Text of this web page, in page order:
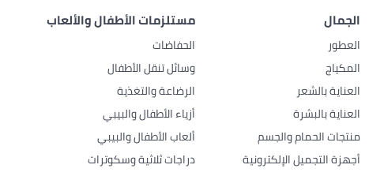
الجمال
العطور
المكياج
العناية بالشعر
العناية بالبشرة
منتجات الحمام والجسم
أجهزة التجميل الإلكترونية
مستلزمات الأطفال والألعاب
الحفاضات
وسائل تنقل الأطفال
الرضاعة والتغذية
أزياء الأطفال والبيبي
ألعاب الأطفال والبيبي
دراجات ثلاثية وسكوترات